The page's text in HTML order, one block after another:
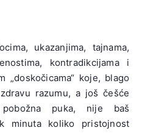
ukazanjima, tajnama,
kontradikcijama i
„doskočicama“ koje, blago
razumu, a još češće
puka, nije baš
minuta koliko pristojnost